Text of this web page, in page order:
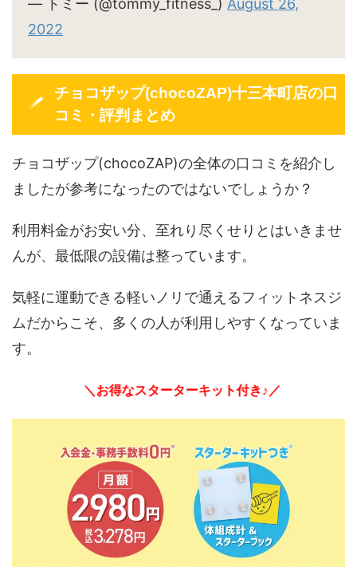
2022
チョコザップ(chocoZAP)十三本町店の口
コミ・評判まとめ
チョコザップ(chocoZAP)の全体の口コミを紹介し
ましたが参考になったのではないでしょうか？
利用料金がお安い分、至れり尽くせりとはいきませ
んが、最低限の設備は整っています。
気軽に運動できる軽いノリで通えるフィットネスジ
ムだからこそ、多くの人が利用しやすくなっていま
す。
＼お得なスターターキット付き♪／